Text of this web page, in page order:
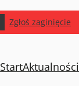
Zgłoś zaginięcie
StartAktualności